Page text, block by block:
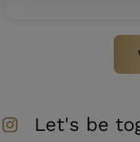
Let's be